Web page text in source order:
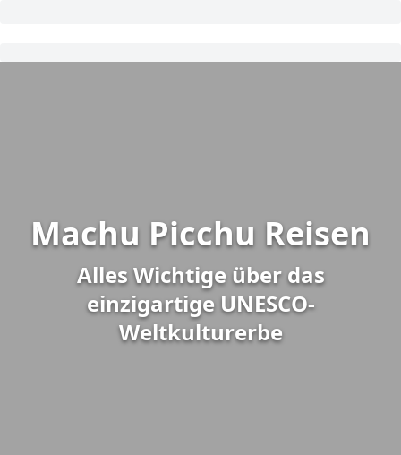
Machu Picchu Reisen
Alles Wichtige über das
einzigartige UNESCO-
Weltkulturerbe